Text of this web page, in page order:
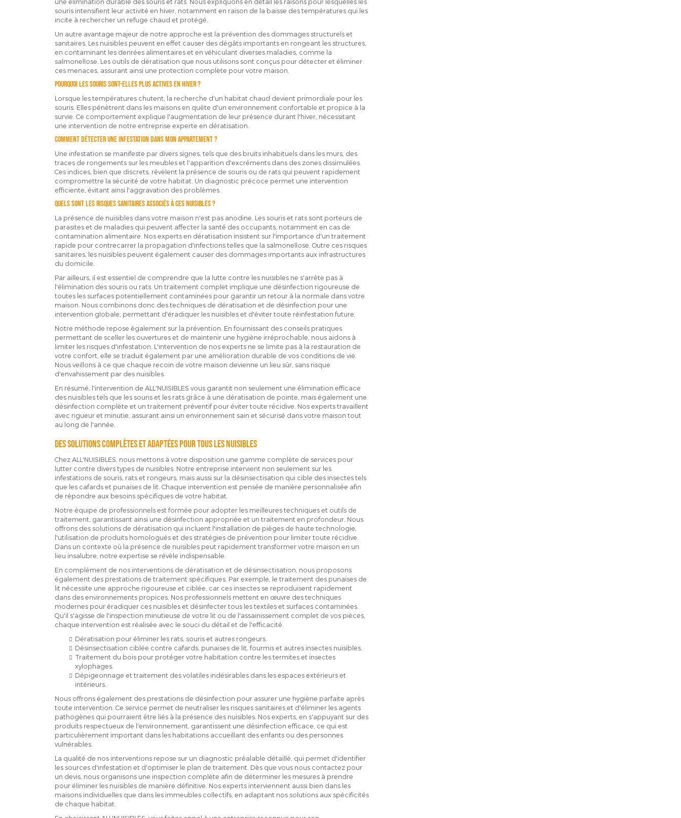
souris intensifient leur activité en hiver, notamment en raison de la baisse des températures qui les
incite à rechercher un refuge chaud et protégé.
Un autre avantage majeur de notre approche est la prévention des dommages structurels et
sanitaires. Les nuisibles peuvent en effet causer des dégâts importants en rongeant les structures,
en contaminant les denrées alimentaires et en véhiculant diverses maladies, comme la
salmonellose. Les outils de dératisation que nous utilisons sont conçus pour détecter et éliminer
ces menaces, assurant ainsi une protection complète pour votre maison.
Pourquoi les souris sont-elles plus actives en hiver ?
Lorsque les températures chutent, la recherche d'un habitat chaud devient primordiale pour les
souris. Elles pénètrent dans les maisons en quête d'un environnement confortable et propice à la
survie. Ce comportement explique l'augmentation de leur présence durant l'hiver, nécessitant
une intervention de notre entreprise experte en dératisation.
Comment détecter une infestation dans mon appartement ?
Une infestation se manifeste par divers signes, tels que des bruits inhabituels dans les murs, des
traces de rongements sur les meubles et l'apparition d'excréments dans des zones dissimulées.
Ces indices, bien que discrets, révèlent la présence de souris ou de rats qui peuvent rapidement
compromettre la sécurité de votre habitat. Un diagnostic précoce permet une intervention
efficiente, évitant ainsi l'aggravation des problèmes.
Quels sont les risques sanitaires associés à ces nuisibles ?
La présence de nuisibles dans votre maison n'est pas anodine. Les souris et rats sont porteurs de
parasites et de maladies qui peuvent affecter la santé des occupants, notamment en cas de
contamination alimentaire. Nos experts en dératisation insistent sur l'importance d'un traitement
rapide pour contrecarrer la propagation d'infections telles que la salmonellose. Outre ces risques
sanitaires, les nuisibles peuvent également causer des dommages importants aux infrastructures
du domicile.
Par ailleurs, il est essentiel de comprendre que la lutte contre les nuisibles ne s'arrête pas à
l'élimination des souris ou rats. Un traitement complet implique une désinfection rigoureuse de
toutes les surfaces potentiellement contaminées pour garantir un retour à la normale dans votre
maison. Nous combinons donc des techniques de dératisation et de désinfection pour une
intervention globale, permettant d'éradiquer les nuisibles et d'éviter toute réinfestation future.
Notre méthode repose également sur la prévention. En fournissant des conseils pratiques
permettant de sceller les ouvertures et de maintenir une hygiène irréprochable, nous aidons à
limiter les risques d'infestation. L'intervention de nos experts ne se limite pas à la restauration de
votre confort, elle se traduit également par une amélioration durable de vos conditions de vie.
Nous veillons à ce que chaque recoin de votre maison devienne un lieu sûr, sans risque
d'envahissement par des nuisibles.
En résumé, l'intervention de ALL'NUISIBLES vous garantit non seulement une élimination efficace
des nuisibles tels que les souris et les rats grâce à une dératisation de pointe, mais également une
désinfection complète et un traitement préventif pour éviter toute récidive. Nos experts travaillent
avec rigueur et minutie, assurant ainsi un environnement sain et sécurisé dans votre maison tout
au long de l'année.
Des solutions complètes et adaptées pour tous les nuisibles
Chez ALL'NUISIBLES, nous mettons à votre disposition une gamme complète de services pour
lutter contre divers types de nuisibles. Notre entreprise intervient non seulement sur les
infestations de souris, rats et rongeurs, mais aussi sur la désinsectisation qui cible des insectes tels
que les cafards et punaises de lit. Chaque intervention est pensée de manière personnalisée afin
de répondre aux besoins spécifiques de votre habitat.
Notre équipe de professionnels est formée pour adopter les meilleures techniques et outils de
traitement, garantissant ainsi une désinfection appropriée et un traitement en profondeur. Nous
offrons des solutions de dératisation qui incluent l'installation de pièges de haute technologie,
l'utilisation de produits homologués et des stratégies de prévention pour limiter toute récidive.
Dans un contexte où la présence de nuisibles peut rapidement transformer votre maison en un
lieu insalubre, notre expertise se révèle indispensable.
En complément de nos interventions de dératisation et de désinsectisation, nous proposons
également des prestations de traitement spécifiques. Par exemple, le traitement des punaises de
lit nécessite une approche rigoureuse et ciblée, car ces insectes se reproduisent rapidement
dans des environnements propices. Nos professionnels mettent en œuvre des techniques
modernes pour éradiquer ces nuisibles et désinfecter tous les textiles et surfaces contaminées.
Qu'il s'agisse de l'inspection minutieuse de votre lit ou de l'assainissement complet de vos pièces,
chaque intervention est réalisée avec le souci du détail et de l'efficacité.
Dératisation pour éliminer les rats, souris et autres rongeurs.
Désinsectisation ciblée contre cafards, punaises de lit, fourmis et autres insectes nuisibles.
Traitement du bois pour protéger votre habitation contre les termites et insectes
xylophages.
Dépigeonnage et traitement des volatiles indésirables dans les espaces extérieurs et
intérieurs.
Nous offrons également des prestations de désinfection pour assurer une hygiène parfaite après
toute intervention. Ce service permet de neutraliser les risques sanitaires et d'éliminer les agents
pathogènes qui pourraient être liés à la présence des nuisibles. Nos experts, en s'appuyant sur des
produits respectueux de l'environnement, garantissent une désinfection efficace, ce qui est
particulièrement important dans les habitations accueillant des enfants ou des personnes
vulnérables.
La qualité de nos interventions repose sur un diagnostic préalable détaillé, qui permet d'identifier
les sources d'infestation et d'optimiser le plan de traitement. Dès que vous nous contactez pour
un devis, nous organisons une inspection complète afin de déterminer les mesures à prendre
pour éliminer les nuisibles de manière définitive. Nos experts interviennent aussi bien dans les
maisons individuelles que dans les immeubles collectifs, en adaptant nos solutions aux spécificités
de chaque habitat.